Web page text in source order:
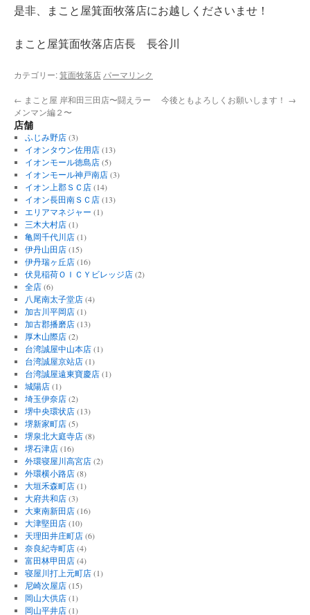
是非、まこと屋箕面牧落店にお越しくださいませ！
まこと屋箕面牧落店店長 長谷川
カテゴリー:箕面牧落店 パーマリンク
← まこと屋 岸和田三田店〜闘えラー
メンマン編２〜
今後ともよろしくお願いします！ →
店舗
ふじみ野店(3)
イオンタウン佐用店(13)
イオンモール徳島店(5)
イオンモール神戸南店(3)
イオン上郡ＳＣ店(14)
イオン長田南ＳＣ店(13)
エリアマネジャー (1)
三木大村店(1)
亀岡千代川店(1)
伊丹山田店(15)
伊丹瑞ヶ丘店(16)
伏見稲荷ＯＩＣＹビレッジ店(2)
全店(6)
八尾南太子堂店(4)
加古川平岡店(1)
加古郡播磨店(13)
厚木山際店(2)
台湾誠屋中山本店(1)
台湾誠屋京站店(1)
台湾誠屋遠東寶慶店(1)
城陽店(1)
埼玉伊奈店(2)
堺中央環状店(13)
堺新家町店(5)
堺泉北大庭寺店(8)
堺石津店(16)
外環寝屋川高宮店(2)
外環横小路店(8)
大垣禾森町店(1)
大府共和店(3)
大東南新田店(16)
大津堅田店(10)
天理田井庄町店(6)
奈良紀寺町店(4)
富田林甲田店(4)
寝屋川打上元町店(1)
尼崎次屋店(15)
岡山大供店(1)
岡山平井店(1)